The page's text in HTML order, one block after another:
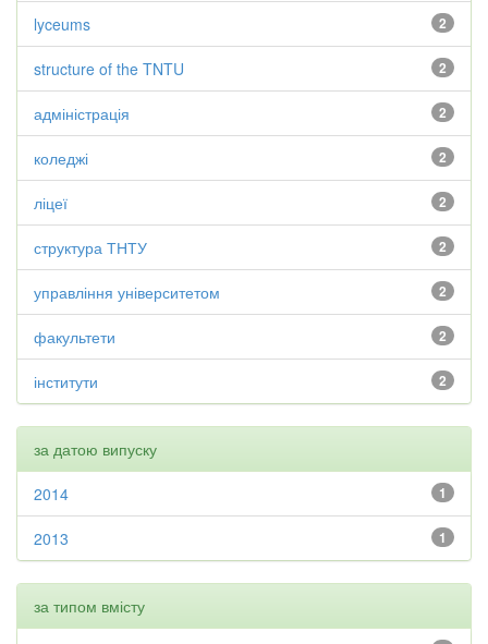
2
lyceums
2
structure of the TNTU
2
адміністрація
2
коледжі
2
ліцеї
2
структура ТНТУ
2
управління університетом
2
факультети
2
інститути
за датою випуску
1
2014
1
2013
за типом вмісту